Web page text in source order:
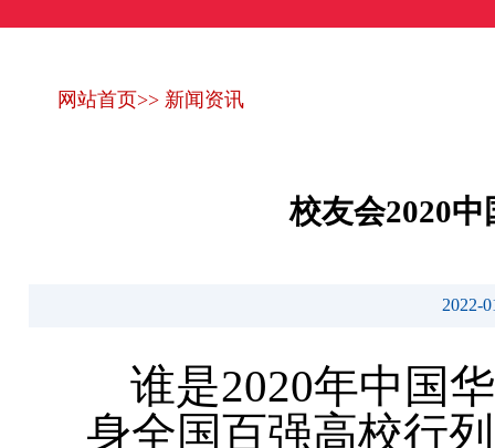
网站首页>> 新闻资讯
校友会2020
2022-
谁是2020年中国
身全国百强高校行